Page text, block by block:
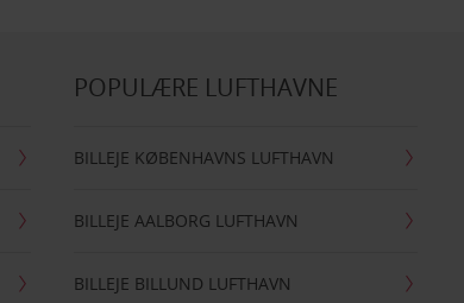
POPULÆRE LUFTHAVNE
BILLEJE KØBENHAVNS LUFTHAVN
BILLEJE AALBORG LUFTHAVN
BILLEJE BILLUND LUFTHAVN